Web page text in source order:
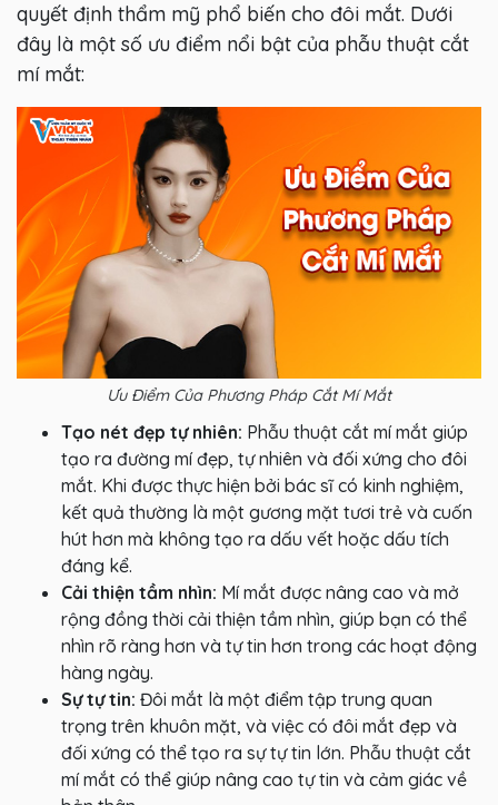
quyết định thẩm mỹ phổ biến cho đôi mắt. Dưới
đây là một số ưu điểm nổi bật của phẫu thuật cắt
mí mắt:
Ưu Điểm Của Phương Pháp Cắt Mí Mắt
Tạo nét đẹp tự nhiên: Phẫu thuật cắt mí mắt giúp
tạo ra đường mí đẹp, tự nhiên và đối xứng cho đôi
mắt. Khi được thực hiện bởi bác sĩ có kinh nghiệm,
kết quả thường là một gương mặt tươi trẻ và cuốn
hút hơn mà không tạo ra dấu vết hoặc dấu tích
đáng kể.
Cải thiện tầm nhìn: Mí mắt được nâng cao và mở
rộng đồng thời cải thiện tầm nhìn, giúp bạn có thể
nhìn rõ ràng hơn và tự tin hơn trong các hoạt động
hàng ngày.
Sự tự tin: Đôi mắt là một điểm tập trung quan
trọng trên khuôn mặt, và việc có đôi mắt đẹp và
đối xứng có thể tạo ra sự tự tin lớn. Phẫu thuật cắt
mí mắt có thể giúp nâng cao tự tin và cảm giác về